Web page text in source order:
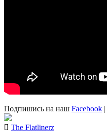
Подпишись на наш Facebook |
The Flatlinerz